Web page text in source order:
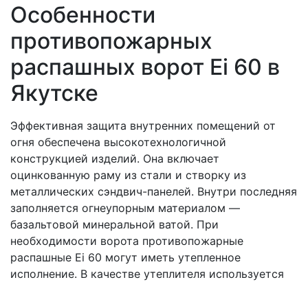
Особенности
противопожарных
распашных ворот Ei 60 в
Якутске
Эффективная защита внутренних помещений от
огня обеспечена высокотехнологичной
конструкцией изделий. Она включает
оцинкованную раму из стали и створку из
металлических сэндвич-панелей. Внутри последняя
заполняется огнеупорным материалом —
базальтовой минеральной ватой. При
необходимости ворота противопожарные
распашные Ei 60 могут иметь утепленное
исполнение. В качестве утеплителя используется